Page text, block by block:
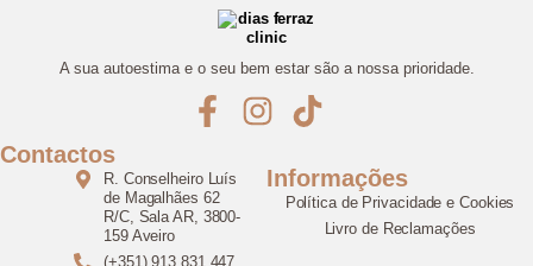
A sua autoestima e o seu bem estar são a nossa prioridade.
Informações
Política de Privacidade e Cookies
Livro de Reclamações
Contactos
R. Conselheiro Luís
de Magalhães 62
R/C, Sala AR, 3800-
159 Aveiro
(+351) 913 831 447